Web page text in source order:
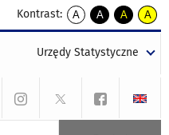
Kontrast:
A
kontrast
A
kontrast
tekst
czarnym
A
kontrast
tekst
czarnym
A
tekst
żółtym
Urzędy Statystyczne